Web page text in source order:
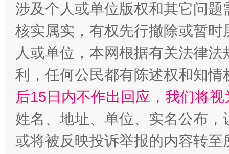
“蜀中异人”王建安的艺术幻境
完善运行机制助力责任有效落实 一纸欠
涉及个人或单位版权和其它问题
核实属实，有权先行撤除或暂
人或单位，本网根据有关法律
利，任何公民都有陈述权和知情
后15日内不作出回应，我们将
姓名、地址、单位、实名公布
或将被反映投诉举报的内容转